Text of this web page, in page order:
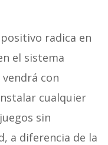
radica en
el sistema
con
cualquier
sin
a diferencia de la